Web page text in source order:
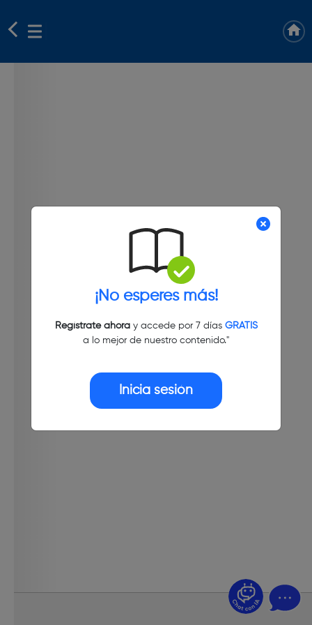
¡No esperes más!
Regístrate ahoray accede por 7 días GRATIS
a lo mejor de nuestro contenido."
Inicia sesión